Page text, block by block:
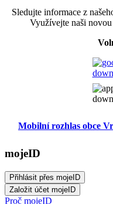
Sledujte informace z
Využívejte naši novou
Mobilní rozhlas obce
mojeID
Proč mojeID